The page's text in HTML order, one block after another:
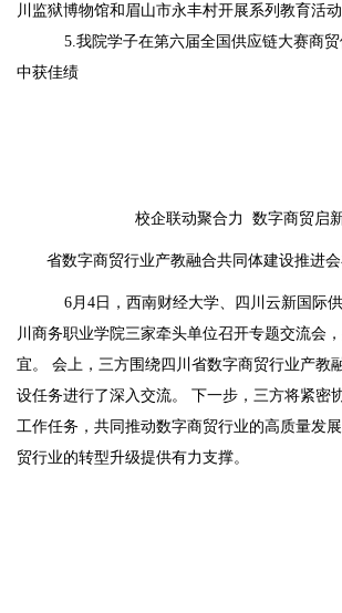
川监狱博物馆和眉山市永丰村开展系列教育活动
5.我院学子在第六届全国供应链大赛商
中获佳绩
校企联动聚合力 数字商贸启
省数字商贸行业产教融合共同体建设推进
6月4日，西南财经大学、四川云新国际
川商务职业学院三家牵头单位召开专题交流会
宜。 会上，三方围绕四川省数字商贸行业产教
设任务进行了深入交流。 下一步，三方将紧密
工作任务，共同推动数字商贸行业的高质量发
贸行业的转型升级提供有力支撑。